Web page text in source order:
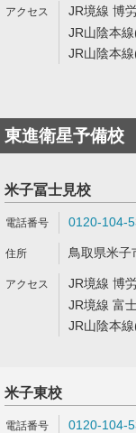
JR境線 博
JR山陰本
JR山陰本
東進衛星予備校
米子冨士見校
0120-104-
鳥取県米
JR境線 博
JR境線 富
JR山陰本
米子東校
0120-104-